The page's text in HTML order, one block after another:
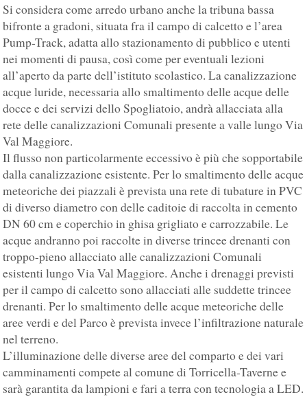
Si considera come arredo urbano anche la tribuna bassa
bifronte a gradoni, situata fra il campo di calcetto e l’area
Pump-Track, adatta allo stazionamento di pubblico e utenti
nei momenti di pausa, così come per eventuali lezioni
all’aperto da parte dell’istituto scolastico. La canalizzazione
acque luride, necessaria allo smaltimento delle acque delle
docce e dei servizi dello Spogliatoio, andrà allacciata alla
rete delle canalizzazioni Comunali presente a valle lungo Via
Val Maggiore.
Il flusso non particolarmente eccessivo è più che sopportabile
dalla canalizzazione esistente. Per lo smaltimento delle acque
meteoriche dei piazzali è prevista una rete di tubature in PVC
di diverso diametro con delle caditoie di raccolta in cemento
DN 60 cm e coperchio in ghisa grigliato e carrozzabile. Le
acque andranno poi raccolte in diverse trincee drenanti con
troppo-pieno allacciato alle canalizzazioni Comunali
esistenti lungo Via Val Maggiore. Anche i drenaggi previsti
per il campo di calcetto sono allacciati alle suddette trincee
drenanti. Per lo smaltimento delle acque meteoriche delle
aree verdi e del Parco è prevista invece l’infiltrazione naturale
nel terreno.
L’illuminazione delle diverse aree del comparto e dei vari
camminamenti compete al comune di Torricella-Taverne e
sarà garantita da lampioni e fari a terra con tecnologia a LED.